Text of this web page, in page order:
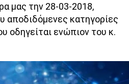
μας την 28-03-2018,
αποδιδόμενες κατηγορίες
οδηγείται ενώπιον του κ.